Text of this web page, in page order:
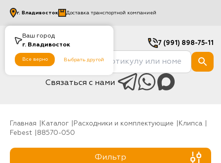
Ваш город
г. Владивосток
Все верно Выбрать другой
г. Владивосток Доставка транспортной компанией
7 (991) 898-75-11
Связаться с нами
Главная Каталог Расходники и комплектующие
клипса
Febest
88570-050
Фильтр